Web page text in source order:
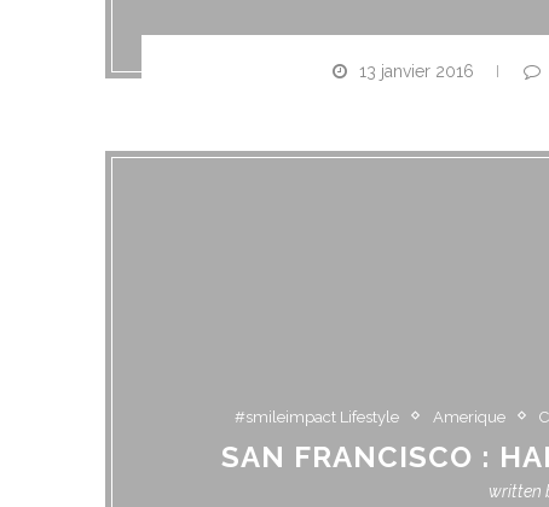
13 janvier 2016
#smileimpact Lifestyle Amerique
SAN FRANCISCO :
written